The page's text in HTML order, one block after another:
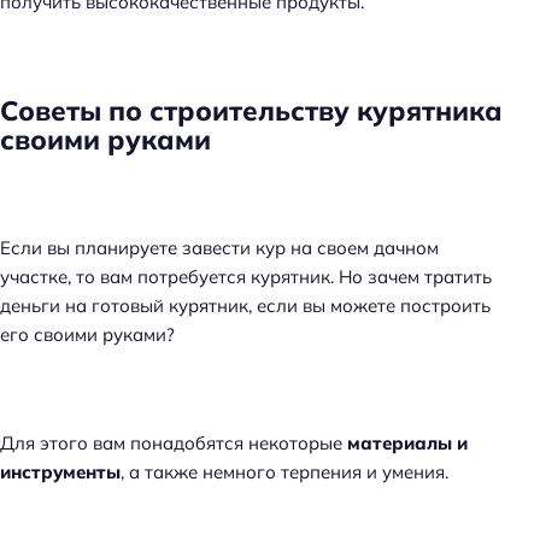
Советы по строительству курятника
своими руками
Если вы планируете завести кур на своем дачном
участке, то вам потребуется курятник. Но зачем тратить
деньги на готовый курятник, если вы можете построить
его своими руками?
Для этого вам понадобятся некоторые материалы и
инструменты, а также немного терпения и умения.